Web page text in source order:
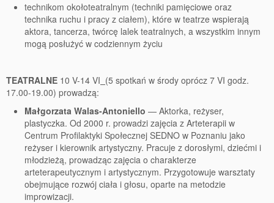
technikom okołoteatralnym (techniki pamięciowe oraz
technika ruchu i pracy z ciałem), które w teatrze wspierają
aktora, tancerza, twórcę lalek teatralnych, a wszystkim innym
mogą posłużyć w codziennym życiu
TEATRALNE 10 V-14 VI (5 spotkań w środy oprócz 7 VI godz.
17.00-19.00) prowadzą:
Małgorzata Walas-Antoniello — Aktorka, reżyser,
plastyczka. Od 2000 r. prowadzi zajęcia z Arteterapii w
Centrum Profilaktyki Społecznej SEDNO w Poznaniu jako
reżyser i kierownik artystyczny. Pracuje z dorosłymi, dziećmi i
młodzieżą, prowadząc zajęcia o charakterze
arteterapeutycznym i artystycznym. Przygotowuje warsztaty
obejmujące rozwój ciała i głosu, oparte na metodzie
improwizacji.